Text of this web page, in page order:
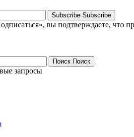
Subscribe Subscribe
вы подтверждаете, что
Поиск Поиск
запросы